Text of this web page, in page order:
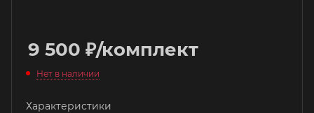
9 500 ₽/комплект
Нет в наличии
Характеристики